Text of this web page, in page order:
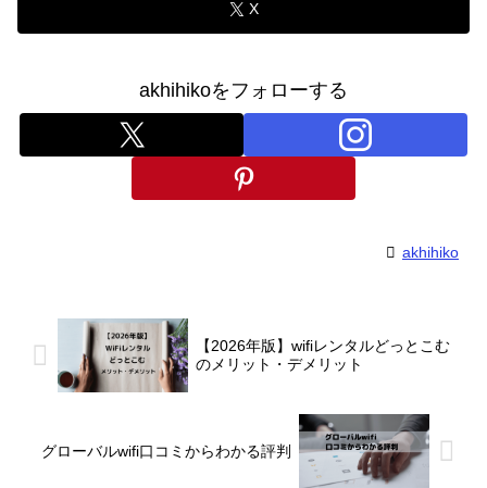
X
akhihikoをフォローする
akhihiko
【2026年版】wifiレンタルどっとこむ
のメリット・デメリット
グローバルwifi口コミからわかる評判